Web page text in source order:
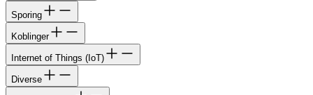
Sporing
Koblinger
Internet of Things (IoT)
Diverse